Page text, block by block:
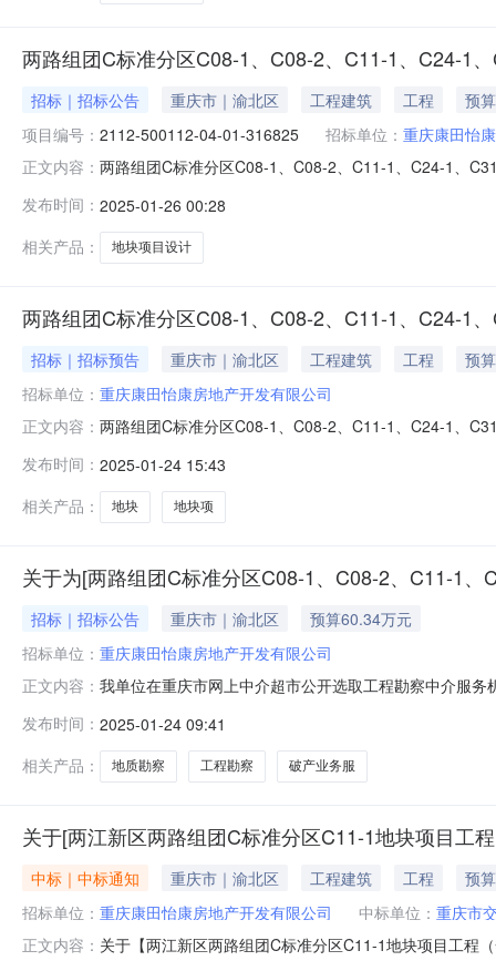
两路组团C标准分区C08-1、C08-2、C11-1、C24-1
招标｜招标公告 重庆市｜渝北区 工程建筑 工程
预
项目编号： 2112-500112-04-01-316825 招标单位： 重庆康田怡
正文内容： 两路组团C标准分区C08-1、C08-2、C11-1、C24-1、
500112-04-01-316825批准建设，项目业主为重庆康田
发布时间： 2025-01-26 00:28
相关产品：
地块项目设计
两路组团C标准分区C08-1、C08-2、C11-1、C24-1
招标｜招标预告 重庆市｜渝北区 工程建筑 工程
预
招标单位： 重庆康田怡康房地产开发有限公司
正文内容： 两路组团C标准分区C08-1、C08-2、C11-1、C24-1、
（春华大道）。建设用地面积49471㎡，规划用地性质
发布时间： 2025-01-24 15:43
相关产品：
地块 地块项
关于为[两路组团C标准分区C08-1、C08-2、C11-1
招标｜招标公告 重庆市｜渝北区
预算60.34万元
招标单位： 重庆康田怡康房地产开发有限公司
正文内容： 我单位在重庆市网上中介超市公开选取工程勘察中介服
破产业务服务项目采购否所需中介服务事项所需服务类
勘察服务工作。勘察
发布时间： 2025-01-24 09:41
相关产品：
地质勘察 工程勘察 破产业务服
关于[两江新区两路组团C标准分区C11-1地块项目工
中标｜中标通知 重庆市｜渝北区 工程建筑 工程
预
招标单位： 重庆康田怡康房地产开发有限公司 中标单位： 重庆市
正文内容： 关于【两江新区两路组团C标准分区C11-1地块项目工程